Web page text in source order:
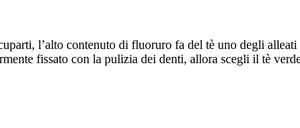
l’alto contenuto di fluoruro fa del tè uno degli
fissato con la pulizia dei denti, allora scegli il tè